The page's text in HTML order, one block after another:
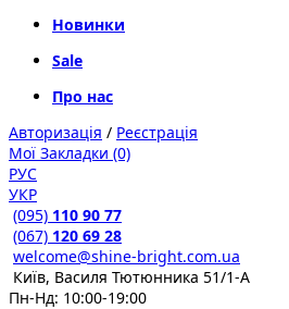
Новинки
Sale
Про нас
Авторизація / Реєстрація
Мої Закладки (0)
РУС
УКР
(095) 110 90 77
(067) 120 69 28
welcome@shine-bright.com.ua
Київ, Василя Тютюнника 51/1-А
Пн-Нд: 10:00-19:00